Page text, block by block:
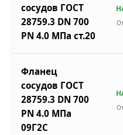
сосудов ГОСТ
28759.3 DN 700
PN 4.0 МПа ст.20
Фланец
сосудов ГОСТ
28759.3 DN 700
PN 4.0 МПа
09Г2С